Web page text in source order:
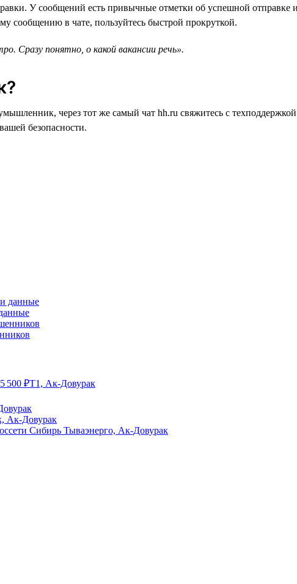
У сообщений есть привычные отметки об успешной
сообщению в чате, пользуйтесь быстрой прокруткой.
Сразу понятно, о какой вакансии речь».
через тот же самый чат hh.ru свяжитесь с
безопасности.
500 ₽Т1, Ак-Довурак
Ак-Довурак
Сибирь Тываэнерго, Ак-Довурак